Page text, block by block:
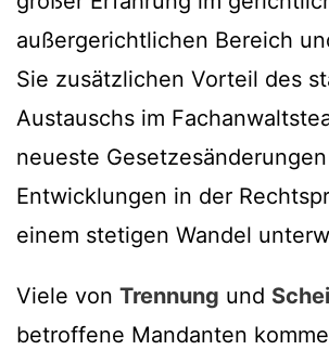
außergerichtlichen Bereich
Sie zusätzlichen Vorteil des
Austauschs im
neueste
Entwicklungen in der
einem stetigen Wandel
Viele von Trennung und
betroffene Mandanten